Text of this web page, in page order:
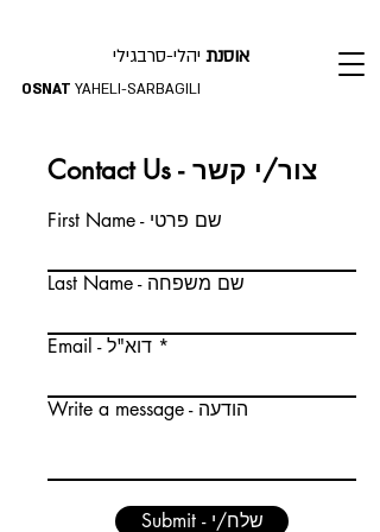
אוסנת יהלי-סרבגילי
OSNAT YAHELI-SARBAGILI
Contact Us - צור/י קשר
First Name - שם פרטי
Last Name - שם משפחה
Email - דוא"ל
Write a message - הודעה
Submit - שלח/י